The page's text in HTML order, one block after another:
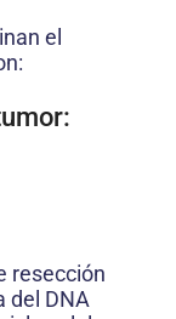
el
resección
del DNA